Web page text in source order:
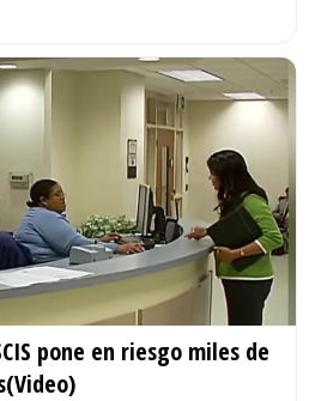
pone en riesgo miles de